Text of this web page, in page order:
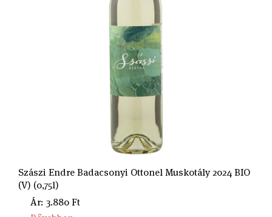
Szászi Endre Badacsonyi Ottonel Muskotály 2024 BIO
(V) (0,75l)
Ár: 3.880 Ft